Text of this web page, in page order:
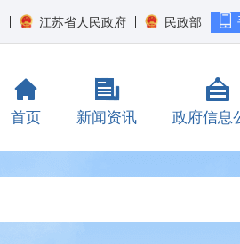
江苏省人民政府 民政部
首页 新闻资讯 政府信息